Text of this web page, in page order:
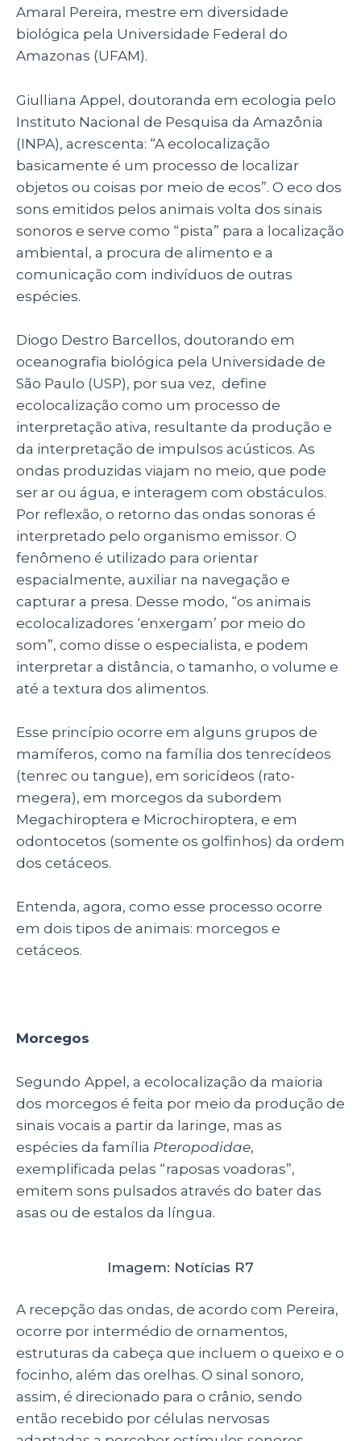
Amaral Pereira, mestre em diversidade
biológica pela Universidade Federal do
Amazonas (UFAM).
Giulliana Appel, doutoranda em ecologia pelo
Instituto Nacional de Pesquisa da Amazônia
(INPA), acrescenta: “A ecolocalização
basicamente é um processo de localizar
objetos ou coisas por meio de ecos”. O eco dos
sons emitidos pelos animais volta dos sinais
sonoros e serve como “pista” para a localização
ambiental, a procura de alimento e a
comunicação com indivíduos de outras
espécies.
Diogo Destro Barcellos, doutorando em
oceanografia biológica pela Universidade de
São Paulo (USP), por sua vez, define
ecolocalização como um processo de
interpretação ativa, resultante da produção e
da interpretação de impulsos acústicos. As
ondas produzidas viajam no meio, que pode
ser ar ou água, e interagem com obstáculos.
Por reflexão, o retorno das ondas sonoras é
interpretado pelo organismo emissor. O
fenômeno é utilizado para orientar
espacialmente, auxiliar na navegação e
capturar a presa. Desse modo, “os animais
ecolocalizadores ‘enxergam’ por meio do
som”, como disse o especialista, e podem
interpretar a distância, o tamanho, o volume e
até a textura dos alimentos.
Esse princípio ocorre em alguns grupos de
mamíferos, como na família dos tenrecídeos
(tenrec ou tangue), em soricídeos (rato-
megera), em morcegos da subordem
Megachiroptera e Microchiroptera, e em
odontocetos (somente os golfinhos) da ordem
dos cetáceos.
Entenda, agora, como esse processo ocorre
em dois tipos de animais: morcegos e
cetáceos.
Morcegos
Segundo Appel, a ecolocalização da maioria
dos morcegos é feita por meio da produção de
sinais vocais a partir da laringe, mas as
espécies da família Pteropodidae,
exemplificada pelas “raposas voadoras”,
emitem sons pulsados através do bater das
asas ou de estalos da língua.
Imagem: Notícias R7
A recepção das ondas, de acordo com Pereira,
ocorre por intermédio de ornamentos,
estruturas da cabeça que incluem o queixo e o
focinho, além das orelhas. O sinal sonoro,
assim, é direcionado para o crânio, sendo
então recebido por células nervosas